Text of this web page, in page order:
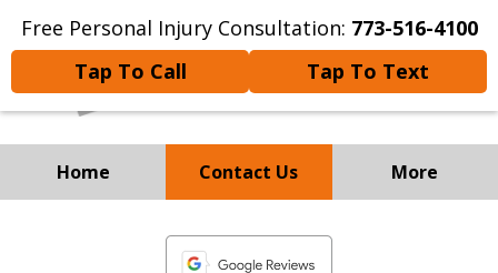
Free Personal Injury Consultation: 773-516-4100
Tap To Call
Tap To Text
Home Contact Us More
Experienced Personal